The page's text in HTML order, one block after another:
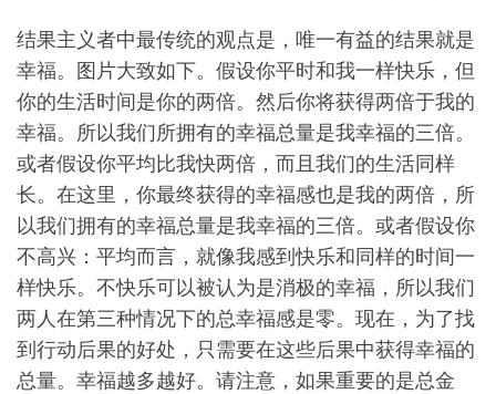
结果主义者中最传统的观点是，唯一有益的结果就是
幸福。图片大致如下。假设你平时和我一样快乐，但
你的生活时间是你的两倍。然后你将获得两倍于我的
幸福。所以我们所拥有的幸福总量是我幸福的三倍。
或者假设你平均比我快两倍，而且我们的生活同样
长。在这里，你最终获得的幸福感也是我的两倍，所
以我们拥有的幸福总量是我幸福的三倍。或者假设你
不高兴：平均而言，就像我感到快乐和同样的时间一
样快乐。不快乐可以被认为是消极的幸福，所以我们
两人在第三种情况下的总幸福感是零。现在，为了找
到行动后果的好处，只需要在这些后果中获得幸福的
总量。幸福越多越好。请注意，如果重要的是总金